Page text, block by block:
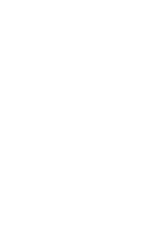
handlowe itp.